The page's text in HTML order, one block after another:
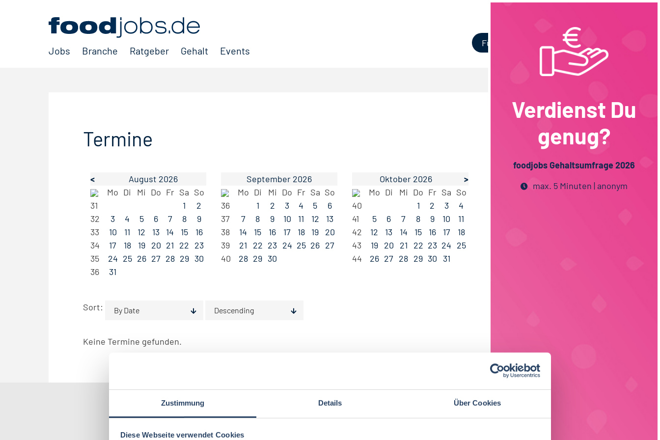
Zustimmung Details Über Cookies
Diese Webseite verwendet Cookies
Jobs Branche Ratgeber Gehalt Events
Für Unternehmen
Termine
<
August 2026
Mo Di Mi Do Fr Sa So
31
1
2
32
3 4 5 6 7 8
9
33
10 11 12 13 14 15
16
34
17 18 19 20 21 22 23
35
24 25 26 27 28 29 30
36
31
September 2026
Mo Di Mi Do Fr Sa So
36
1 2 3 4 5
6
37
7 8 9 10 11 12
13
38
14 15 16 17 18 19
20
39
21 22 23 24 25 26 27
40
28 29 30
Oktober 2026
>
Mo Di Mi Do Fr Sa So
40
1 2 3
4
41
5 6 7 8 9 10
11
42
12 13 14 15 16 17
18
43
19 20 21 22 23 24 25
44
26 27 28 29 30 31
Sort: By Date Descending
Keine Termine gefunden.
Nach Kategorien Nach Fachrichtung Nach Funktion Nach Region
Verdienst Du
genug?
foodjobs Gehaltsumfrage 2026
max. 5 Minuten | anonym